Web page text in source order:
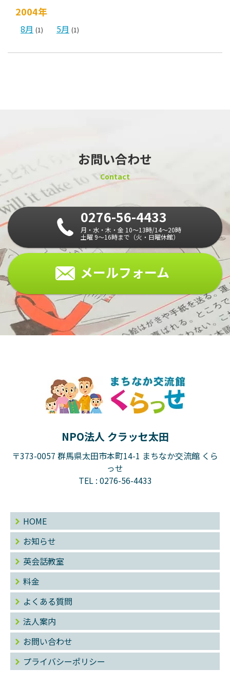
2004年
8月 (1) 5月 (1)
お問い合わせ
Contact
0276-56-4433
月・水・木・金 10～13時/14～20時
土曜 9～16時まで（火・日曜休館）
メールフォーム
NPO法人 クラッセ太田
〒373-0057 群馬県太田市本町14-1 まちなか交流館 くら
っせ
TEL : 0276-56-4433
HOME
お知らせ
英会話教室
料金
よくある質問
法人案内
お問い合わせ
プライバシーポリシー